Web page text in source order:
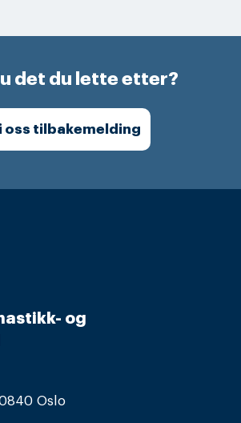
det du lette etter?
oss tilbakemelding
og
Oslo